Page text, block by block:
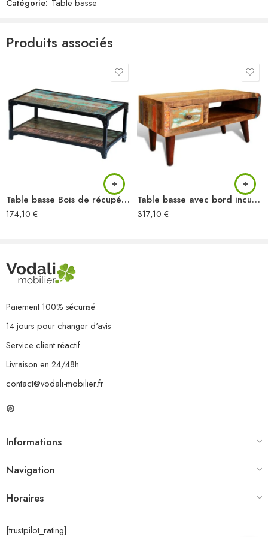
Catégorie: Table basse
Produits associés
Table basse Bois de récupération massif
174,10 €
Table basse avec bord incurvé et 1 tiroir Bois de récupération
317,10 €
Paiement 100% sécurisé
14 jours pour changer d'avis
Service client réactif
Livraison en 24/48h
contact@vodali-mobilier.fr
Informations
Navigation
Horaires
[trustpilot_rating]